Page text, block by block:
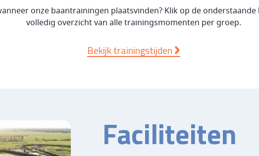
onze baantrainingen plaatsvinden? Klik op de
volledig overzicht van alle trainingsmomenten per groep.
Bekijk trainingstijden
Faciliteiten